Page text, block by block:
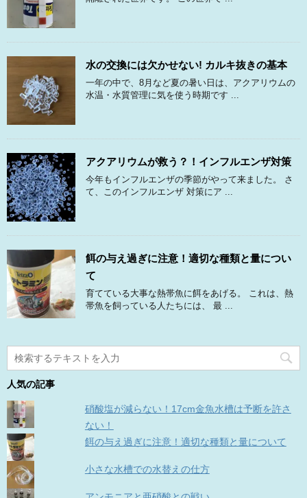
水の交換には欠かせない! カルキ抜きの基本
一年の中で、8月など夏の暑い日は、アクアリウムの
水温・水質管理に気を使う時期です ...
アクアリウムが救う？！インフルエンザ対策
今年もインフルエンザの季節がやって来ました。 さ
て、このインフルエンザ 対策にア ...
餌の与え過ぎに注意！適切な種類と量につい
て
育てている大事な熱帯魚に餌をあげる。 これは、熱
帯魚を飼っている人たちには、 最 ...
人気の記事
硝酸塩が減らない！17cm金魚水槽は予断を許さ
ない！
餌の与え過ぎに注意！適切な種類と量について
小さな水槽での水替えの仕方